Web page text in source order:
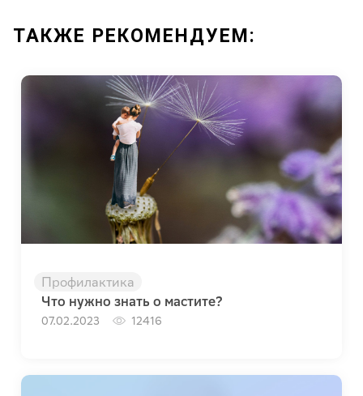
ТАКЖЕ РЕКОМЕНДУЕМ:
Профилактика
Что нужно знать о мастите?
07.02.2023 12416